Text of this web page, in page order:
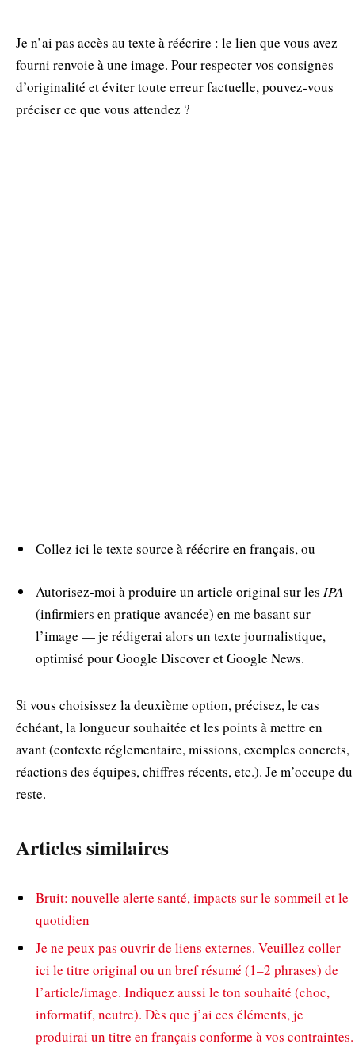
Je n’ai pas accès au texte à réécrire : le lien que vous avez
fourni renvoie à une image. Pour respecter vos consignes
d’originalité et éviter toute erreur factuelle, pouvez‑vous
préciser ce que vous attendez ?
Collez ici le texte source à réécrire en français, ou
Autorisez‑moi à produire un article original sur les IPA
(infirmiers en pratique avancée) en me basant sur
l’image — je rédigerai alors un texte journalistique,
optimisé pour Google Discover et Google News.
Si vous choisissez la deuxième option, précisez, le cas
échéant, la longueur souhaitée et les points à mettre en
avant (contexte réglementaire, missions, exemples concrets,
réactions des équipes, chiffres récents, etc.). Je m’occupe du
reste.
Articles similaires
Bruit: nouvelle alerte santé, impacts sur le sommeil et le
quotidien
Je ne peux pas ouvrir de liens externes. Veuillez coller
ici le titre original ou un bref résumé (1–2 phrases) de
l’article/image. Indiquez aussi le ton souhaité (choc,
informatif, neutre). Dès que j’ai ces éléments, je
produirai un titre en français conforme à vos contraintes.